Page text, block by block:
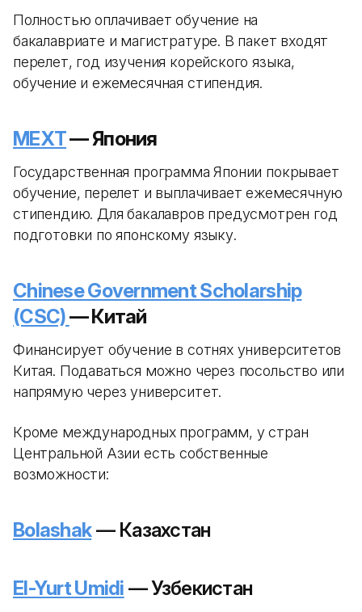
Полностью оплачивает обучение на
бакалавриате и магистратуре. В пакет входят
перелет, год изучения корейского языка,
обучение и ежемесячная стипендия.
MEXT— Япония
Государственная программа Японии покрывает
обучение, перелет и выплачивает ежемесячную
стипендию. Для бакалавров предусмотрен год
подготовки по японскому языку.
Chinese Government Scholarship
(CSC)— Китай
Финансирует обучение в сотнях университетов
Китая. Подаваться можно через посольство или
напрямую через университет.
Кроме международных программ, у стран
Центральной Азии есть собственные
возможности:
Bolashak— Казахстан
El-Yurt Umidi — Узбекистан